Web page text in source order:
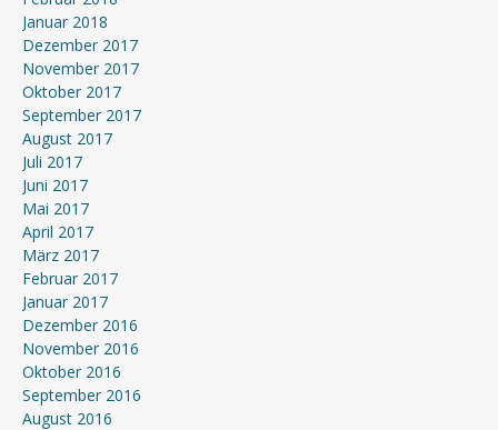
Januar 2018
Dezember 2017
November 2017
Oktober 2017
September 2017
August 2017
Juli 2017
Juni 2017
Mai 2017
April 2017
März 2017
Februar 2017
Januar 2017
Dezember 2016
November 2016
Oktober 2016
September 2016
August 2016